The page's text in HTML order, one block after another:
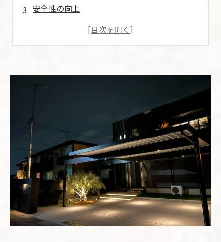
安全性の向上
外構をおしゃれにライトアップする５つのコツ
アクセントライトでポイントを強調する
ソーラーライトで手軽に演出
全体のバランスを意識する
まとめ